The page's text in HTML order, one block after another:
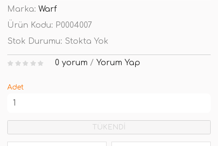
Marka: Warf
Ürün Kodu: P0004007
Stok Durumu: Stokta Yok
0 yorum / Yorum Yap
Adet
TÜKENDİ